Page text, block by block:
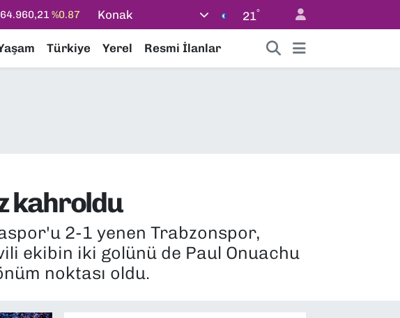
47,7436%0.18
64,4811%0.38
Konak 21°
Türkiye Yerel Resmi İlanlar
kahroldu
2-1 yenen Trabzonspor,
ekibin iki golünü de Paul Onuachu
noktası oldu.